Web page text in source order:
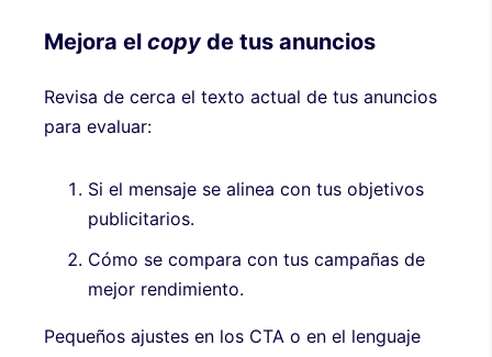
Mejora el copy de tus anuncios
Revisa de cerca el texto actual de tus anuncios
para evaluar:
Si el mensaje se alinea con tus objetivos
publicitarios.
Cómo se compara con tus campañas de
mejor rendimiento.
Pequeños ajustes en los CTA o en el lenguaje